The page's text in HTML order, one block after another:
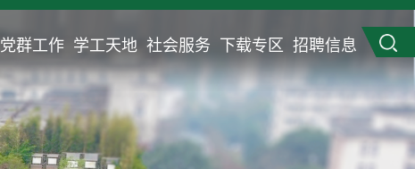
党群工作 学工天地 社会服务 下载专区 招聘信息